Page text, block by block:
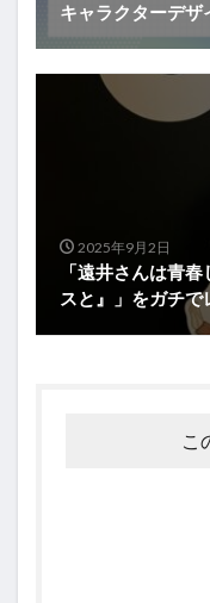
キャラクターデ
2025年9月2日
「遠井さんは青
スと』」をガチ
こ